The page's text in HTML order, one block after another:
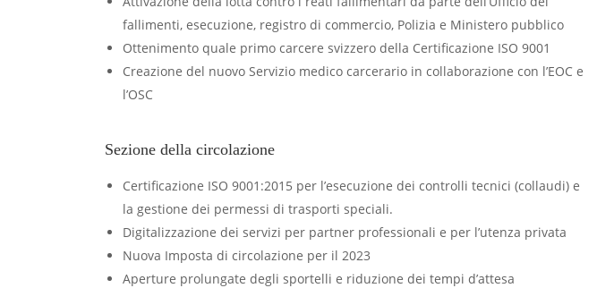
fallimenti, esecuzione, registro di commercio, Polizia e Ministero pubblico
Ottenimento quale primo carcere svizzero della Certificazione ISO 9001
Creazione del nuovo Servizio medico carcerario in collaborazione con l’EOC e
l’OSC
Sezione della circolazione
Certificazione ISO 9001:2015 per l’esecuzione dei controlli tecnici (collaudi) e
la gestione dei permessi di trasporti speciali.
Digitalizzazione dei servizi per partner professionali e per l’utenza privata
Nuova Imposta di circolazione per il 2023
Aperture prolungate degli sportelli e riduzione dei tempi d’attesa